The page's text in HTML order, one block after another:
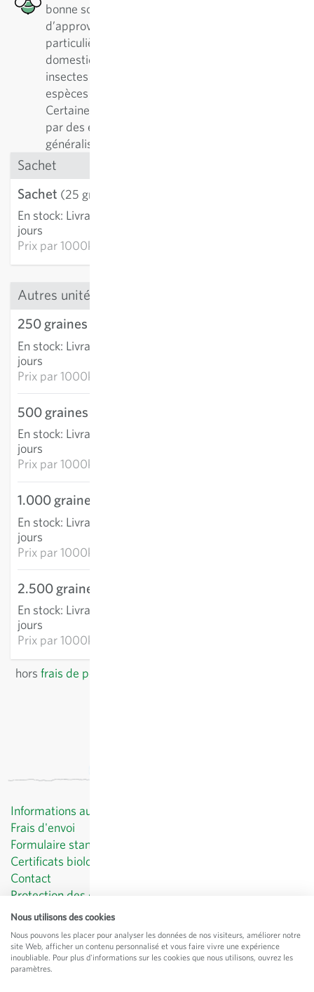
bonne source de nectar en termes
d’approvisionnement en pollen, ce qui est
particulièrement bénéfique pour les abeilles
domestiques et solitaires, ainsi que pour d’autres
insectes pollinisateurs. Il existe plus de 500
espèces différentes d'abeilles solitaires.
Certaines plantes sont préférablement visitées
par des espèces spécialistes, d'autres par des
généralistes.
Sachet
Sachet (25 graines)
En stock: Livraison 3-5
jours
Prix par1000k: 128,40 €
Autres unités
250 graines
En stock: Livraison 3-5
jours
Prix par1000k: 19,47 €
500 graines
En stock: Livraison 3-5
jours
Prix par1000k: 17,76 €
1.000 graines
En stock: Livraison 3-5
jours
Prix par1000k: 13,96 €
2.500 graines
En stock: Livraison 3-5
jours
Prix par1000k: 11,56 €
hors frais de port
Informations au client
Frais d'envoi
Formulaire standard de révocation
Certificats biologiques
Contact
Protection des données
CGV
Mentions légales
© Sativa Biosaatgut GmbH
Nous utilisons des cookies
Nous pouvons les placer pour analyser les données de nos visiteurs, améliorer notre
site Web, afficher un contenu personnalisé et vous faire vivre une expérience
inoubliable. Pour plus d'informations sur les cookies que nous utilisons, ouvrez les
paramètres.